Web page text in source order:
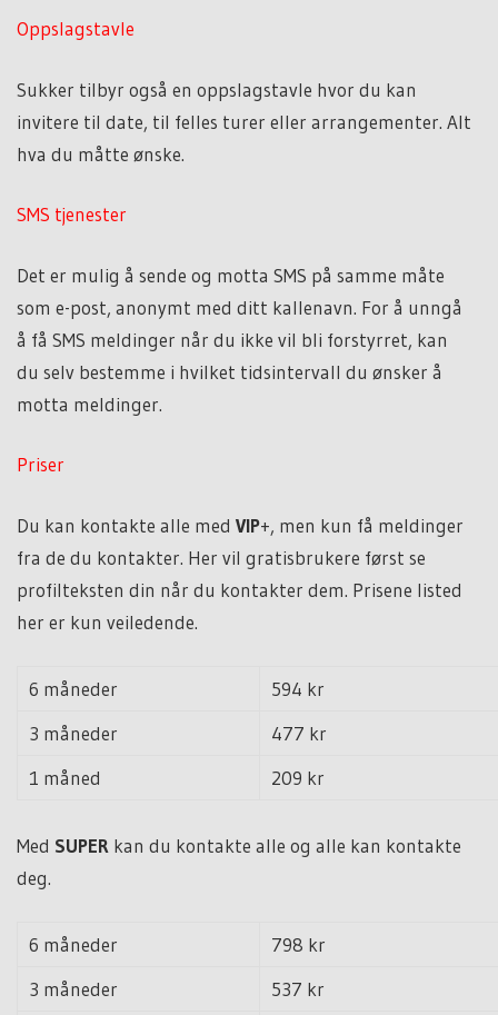
Oppslagstavle
Sukker tilbyr også en oppslagstavle hvor du kan
invitere til date, til felles turer eller arrangementer. Alt
hva du måtte ønske.
SMS tjenester
Det er mulig å sende og motta SMS på samme måte
som e-post, anonymt med ditt kallenavn. For å unngå
å få SMS meldinger når du ikke vil bli forstyrret, kan
du selv bestemme i hvilket tidsintervall du ønsker å
motta meldinger.
Priser
Du kan kontakte alle med VIP+, men kun få meldinger
fra de du kontakter. Her vil gratisbrukere først se
profilteksten din når du kontakter dem. Prisene listed
her er kun veiledende.
6 måneder
594 kr
3 måneder
477 kr
1 måned
209 kr
Med SUPER kan du kontakte alle og alle kan kontakte
deg.
6 måneder
798 kr
3 måneder
537 kr